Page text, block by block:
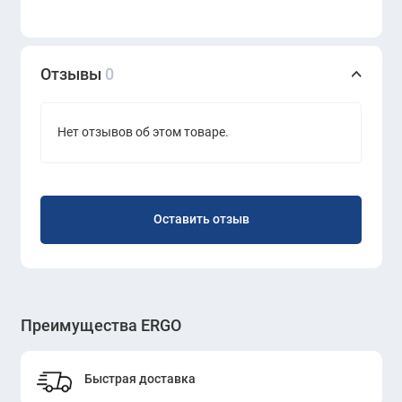
Отзывы 0
Нет отзывов об этом товаре.
Оставить отзыв
Преимущества ERGO
Быстрая доставка